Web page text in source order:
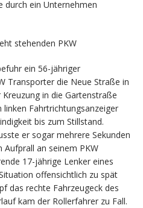
durch ein Unternehmen
stehenden PKW
ein 56-jähriger
Transporter die Neue Straße in
in die Gartenstraße
Fahrtrichtungsanzeiger
bis zum Stillstand.
er sogar mehrere Sekunden
an seinem PKW
17-jährige Lenker eines
offensichtlich zu spät
das rechte Fahrzeugeck des
kam der Rollerfahrer zu Fall.